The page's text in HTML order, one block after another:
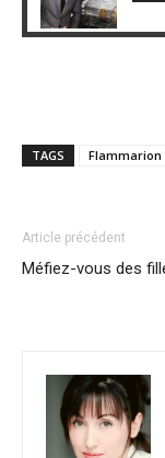
TAGS Flammarion
Article précédent
Méfiez-vous des